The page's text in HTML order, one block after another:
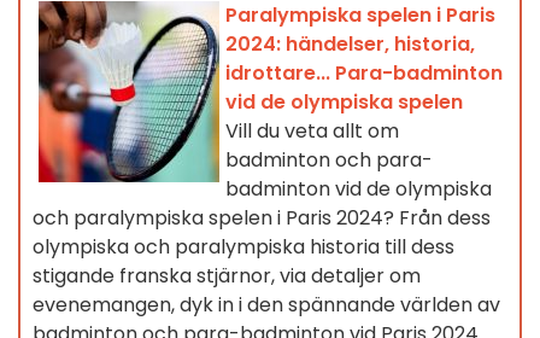
Paralympiska spelen i Paris
2024: händelser, historia,
idrottare... Para-badminton
vid de olympiska spelen
Vill du veta allt om
badminton och para-
badminton vid de olympiska
och paralympiska spelen i Paris 2024? Från dess
olympiska och paralympiska historia till dess
stigande franska stjärnor, via detaljer om
evenemangen, dyk in i den spännande världen av